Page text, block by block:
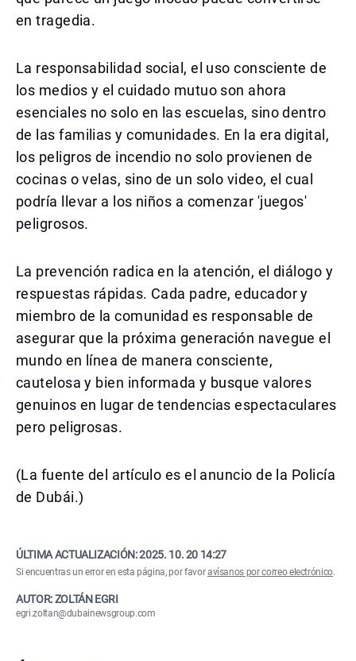
en tragedia.
La responsabilidad social, el uso consciente de
los medios y el cuidado mutuo son ahora
esenciales no solo en las escuelas, sino dentro
de las familias y comunidades. En la era digital,
los peligros de incendio no solo provienen de
cocinas o velas, sino de un solo video, el cual
podría llevar a los niños a comenzar 'juegos'
peligrosos.
La prevención radica en la atención, el diálogo y
respuestas rápidas. Cada padre, educador y
miembro de la comunidad es responsable de
asegurar que la próxima generación navegue el
mundo en línea de manera consciente,
cautelosa y bien informada y busque valores
genuinos en lugar de tendencias espectaculares
pero peligrosas.
(La fuente del artículo es el anuncio de la Policía
de Dubái.)
ÚLTIMA ACTUALIZACIÓN:2025. 10. 20 14:27
Si encuentras un error en esta página, por favoravísanos por correo electrónico.
AUTOR: ZOLTÁN EGRI
egri.zoltan@dubainewsgroup.com